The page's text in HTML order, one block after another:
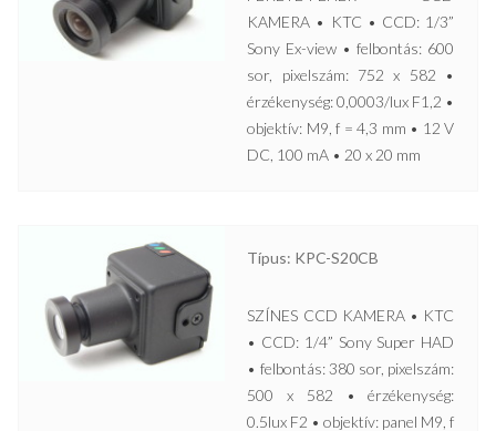
KAMERA • KTC • CCD: 1/3”
Sony Ex-view • felbontás: 600
sor, pixelszám: 752 x 582 •
érzékenység: 0,0003/lux F1,2 •
objektív: M9, f = 4,3 mm • 12 V
DC, 100 mA • 20 x 20 mm
Típus: KPC-S20CB
SZÍNES CCD KAMERA • KTC
• CCD: 1/4” Sony Super HAD
• felbontás: 380 sor, pixelszám:
500 x 582 • érzékenység:
0.5lux F2 • objektív: panel M9, f